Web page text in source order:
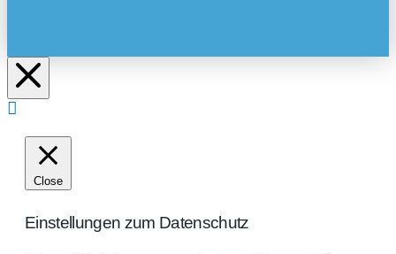
Close
Einstellungen zum Datenschutz